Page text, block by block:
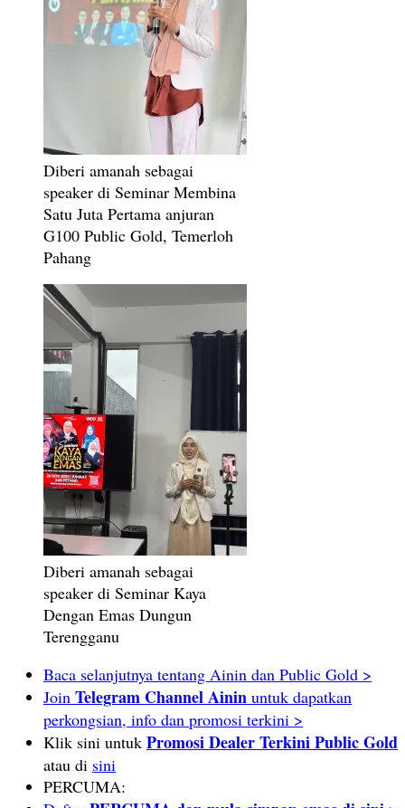
Diberi amanah sebagai
speaker di Seminar Membina
Satu Juta Pertama anjuran
G100 Public Gold, Temerloh
Pahang
Diberi amanah sebagai
speaker di Seminar Kaya
Dengan Emas Dungun
Terengganu
Baca selanjutnya tentang Ainin dan Public Gold >
Join Telegram Channel Ainin untuk dapatkan
perkongsian, info dan promosi terkini >
Klik sini untuk Promosi Dealer Terkini Public Gold
atau di sini
PERCUMA: